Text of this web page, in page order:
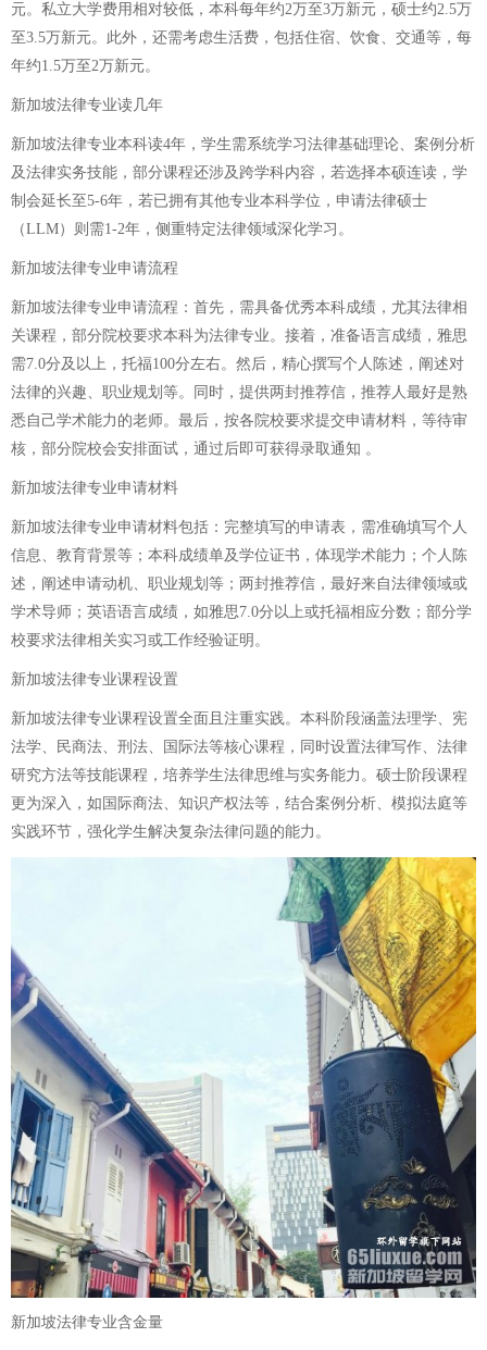
元。私立大学费用相对较低，本科每年约2万至3万新元，硕士约2.5万
至3.5万新元。此外，还需考虑生活费，包括住宿、饮食、交通等，每
年约1.5万至2万新元。
新加坡法律专业读几年
新加坡法律专业本科读4年，学生需系统学习法律基础理论、案例分析
及法律实务技能，部分课程还涉及跨学科内容，若选择本硕连读，学
制会延长至5-6年，若已拥有其他专业本科学位，申请法律硕士
（LLM）则需1-2年，侧重特定法律领域深化学习。
新加坡法律专业申请流程
新加坡法律专业申请流程：首先，需具备优秀本科成绩，尤其法律相
关课程，部分院校要求本科为法律专业。接着，准备语言成绩，雅思
需7.0分及以上，托福100分左右。然后，精心撰写个人陈述，阐述对
法律的兴趣、职业规划等。同时，提供两封推荐信，推荐人最好是熟
悉自己学术能力的老师。最后，按各院校要求提交申请材料，等待审
核，部分院校会安排面试，通过后即可获得录取通知 。
新加坡法律专业申请材料
新加坡法律专业申请材料包括：完整填写的申请表，需准确填写个人
信息、教育背景等；本科成绩单及学位证书，体现学术能力；个人陈
述，阐述申请动机、职业规划等；两封推荐信，最好来自法律领域或
学术导师；英语语言成绩，如雅思7.0分以上或托福相应分数；部分学
校要求法律相关实习或工作经验证明。
新加坡法律专业课程设置
新加坡法律专业课程设置全面且注重实践。本科阶段涵盖法理学、宪
法学、民商法、刑法、国际法等核心课程，同时设置法律写作、法律
研究方法等技能课程，培养学生法律思维与实务能力。硕士阶段课程
更为深入，如国际商法、知识产权法等，结合案例分析、模拟法庭等
实践环节，强化学生解决复杂法律问题的能力。
新加坡法律专业含金量